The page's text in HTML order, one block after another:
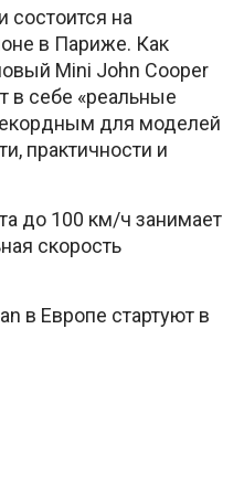
состоится на
в Париже. Как
Mini John Cooper
в себе «реальные
для моделей
практичности и
до 100 км/ч занимает
скорость
в Европе стартуют в